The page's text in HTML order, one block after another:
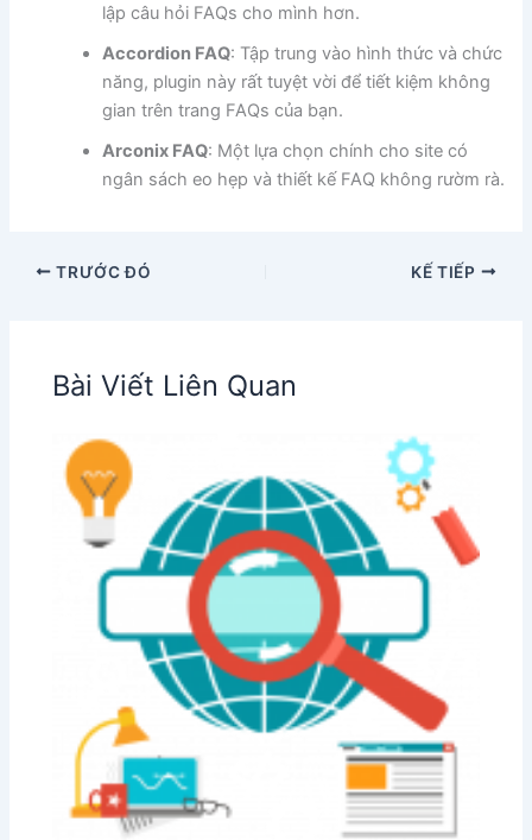
lập câu hỏi FAQs cho mình hơn.
Accordion FAQ: Tập trung vào hình thức và chức
năng, plugin này rất tuyệt vời để tiết kiệm không
gian trên trang FAQs của bạn.
Arconix FAQ: Một lựa chọn chính cho site có
ngân sách eo hẹp và thiết kế FAQ không rườm rà.
TRƯỚC ĐÓ KẾ TIẾP
Bài Viết Liên Quan